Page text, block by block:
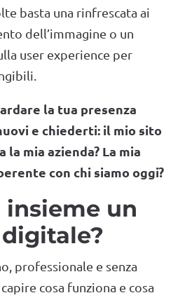
basta una rinfrescata ai
dell’immagine o un
user experience per
la tua presenza
e chiederti: il mio sito
mia azienda? La mia
con chi siamo oggi?
insieme un
professionale e senza
cosa funziona e cosa